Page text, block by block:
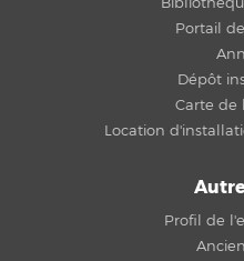
Portail
Dépôt
Carte de
Location
Profil de